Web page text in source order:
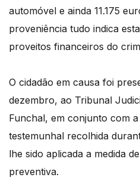
automóvel e ainda 11.175
proveniência tudo indica
proveitos financeiros do
O cidadão em causa foi
dezembro, ao Tribunal
Funchal, em conjunto com
testemunhal recolhida
lhe sido aplicada a medida
preventiva.